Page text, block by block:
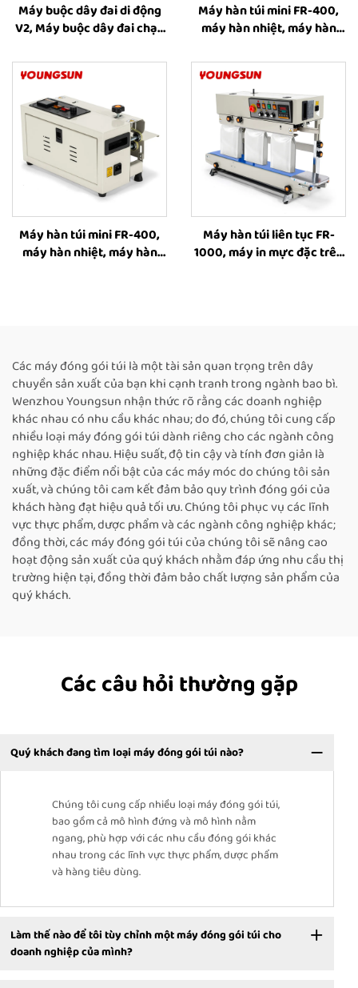
Máy buộc dây đai di động
V2, Máy buộc dây đai chạy
đai nhựa, Thiết bị buộc và
quấn dây đai
Máy hàn túi mini FR-400,
máy hàn nhiệt, máy hàn
dành cho bao bì thực phẩm
Máy hàn túi mini FR-400,
máy hàn nhiệt, máy hàn
Máy hàn túi liên tục FR-
1000, máy in mực đặc trên
Các máy đóng gói túi là một tài sản quan trọng trên dây
chuyền sản xuất của bạn khi cạnh tranh trong ngành bao bì.
Wenzhou Youngsun nhận thức rõ rằng các doanh nghiệp
khác nhau có nhu cầu khác nhau; do đó, chúng tôi cung cấp
nhiều loại máy đóng gói túi dành riêng cho các ngành công
nghiệp khác nhau. Hiệu suất, độ tin cậy và tính đơn giản là
những đặc điểm nổi bật của các máy móc do chúng tôi sản
xuất, và chúng tôi cam kết đảm bảo quy trình đóng gói của
khách hàng đạt hiệu quả tối ưu. Chúng tôi phục vụ các lĩnh
vực thực phẩm, dược phẩm và các ngành công nghiệp khác;
đồng thời, các máy đóng gói túi của chúng tôi sẽ nâng cao
hoạt động sản xuất của quý khách nhằm đáp ứng nhu cầu thị
trường hiện tại, đồng thời đảm bảo chất lượng sản phẩm của
quý khách.
Các câu hỏi thường gặp
Quý khách đang tìm loại máy đóng gói túi nào?
Chúng tôi cung cấp nhiều loại máy đóng gói túi,
bao gồm cả mô hình đứng và mô hình nằm
ngang, phù hợp với các nhu cầu đóng gói khác
nhau trong các lĩnh vực thực phẩm, dược phẩm
và hàng tiêu dùng.
Làm thế nào để tôi tùy chỉnh một máy đóng gói túi cho
doanh nghiệp của mình?